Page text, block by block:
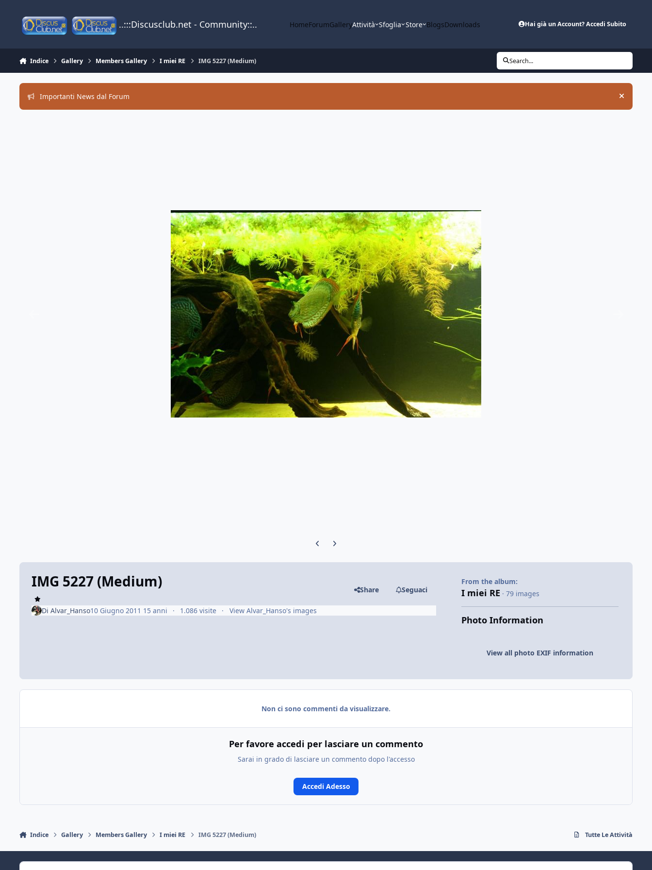
..:::Discusclub.net - Community::.. HomeForumGalleryAttività Sfoglia Store BlogsDownloads Hai già un Account? Accedi Subito
Indice Gallery Members Gallery I miei RE IMG 5227 (Medium) Search...
Importanti News dal Forum Hide
Previous carousel slide
Next carousel slide
IMG 5227 (Medium) Share Seguaci
Di Alvar_Hanso10 Giugno 2011 15 anni 1.086 visite View Alvar_Hanso's images
From the album:
I miei RE · 79 images
Photo Information
View all photo EXIF information
Non ci sono commenti da visualizzare.
Per favore accedi per lasciare un commento
Sarai in grado di lasciare un commento dopo l'accesso
Accedi Adesso
Indice Gallery Members Gallery I miei RE IMG 5227 (Medium) Tutte Le Attività